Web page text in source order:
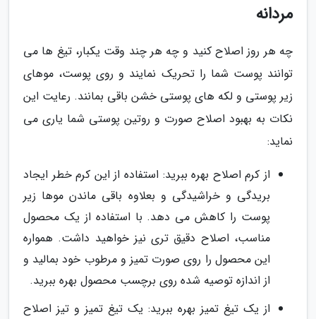
مردانه
چه هر روز اصلاح کنید و چه هر چند وقت یکبار، تیغ ها می
توانند پوست شما را تحریک نمایند و روی پوست، موهای
زیر پوستی و لکه های پوستی خشن باقی بمانند. رعایت این
نکات به بهبود اصلاح صورت و روتین پوستی شما یاری می
نماید:
از کرم اصلاح بهره ببرید: استفاده از این کرم خطر ایجاد
بریدگی و خراشیدگی و بعلاوه باقی ماندن موها زیر
پوست را کاهش می دهد. با استفاده از یک محصول
مناسب، اصلاح دقیق تری نیز خواهید داشت. همواره
این محصول را روی صورت تمیز و مرطوب خود بمالید و
از اندازه توصیه شده روی برچسب محصول بهره ببرید.
از یک تیغ تمیز بهره ببرید: یک تیغ تمیز و تیز اصلاح